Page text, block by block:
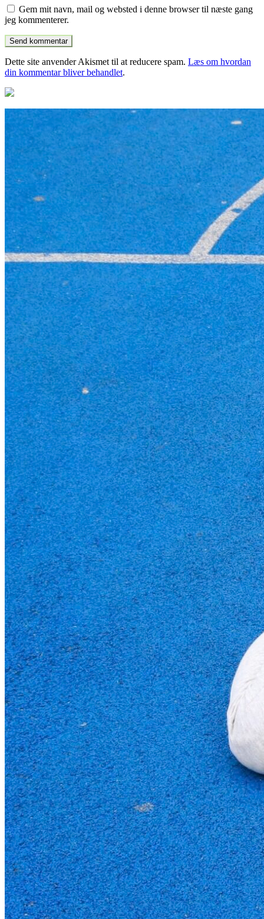
Gem mit navn, mail og websted i denne browser til næste gang
jeg kommenterer.
Dette site anvender Akismet til at reducere spam. Læs om hvordan
din kommentar bliver behandlet.